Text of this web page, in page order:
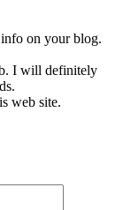
on your blog.
I will definitely
web site.